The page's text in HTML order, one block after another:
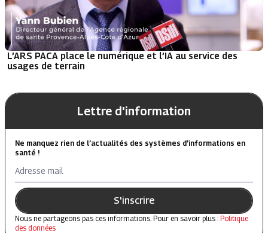
L’ARS PACA place le numérique et l’IA au service des
usages de terrain
Lettre d'information
Ne manquez rien de l’actualités des systèmes d’informations en
santé !
Adresse mail
S'inscrire
Nous ne partageons pas ces informations. Pour en savoir plus : Politique
des données